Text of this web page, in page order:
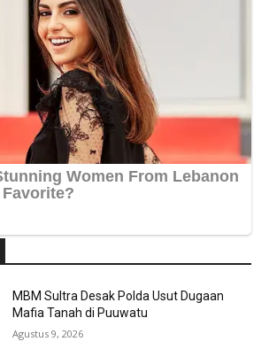
MBM Sultra Desak Polda Usut Dugaan
Mafia Tanah di Puuwatu
Agustus 9, 2026